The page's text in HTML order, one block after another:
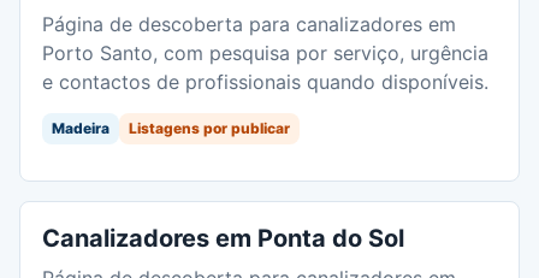
Página de descoberta para canalizadores em
Porto Santo, com pesquisa por serviço, urgência
e contactos de profissionais quando disponíveis.
Madeira Listagens por publicar
Canalizadores em Ponta do Sol